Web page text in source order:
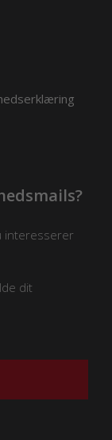
interesserer
dit